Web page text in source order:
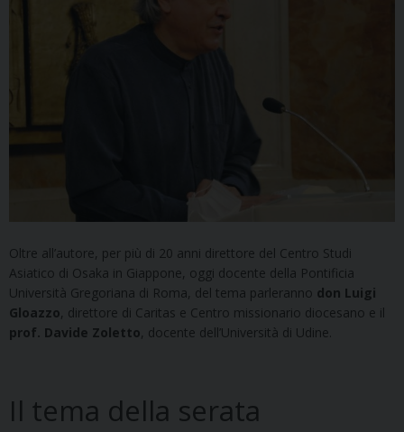
Oltre all’autore, per più di 20 anni direttore del Centro Studi
Asiatico di Osaka in Giappone, oggi docente della Pontificia
Università Gregoriana di Roma, del tema parleranno don Luigi
Gloazzo, direttore di Caritas e Centro missionario diocesano e il
prof. Davide Zoletto, docente dell’Università di Udine.
Il tema della serata